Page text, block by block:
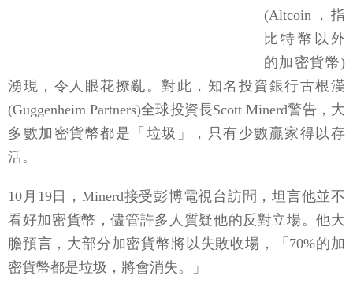
(Altcoin，指
比特幣以外
的加密貨幣)
湧現，令人眼花撩亂。對此，知名投資銀行古根漢
(Guggenheim Partners)全球投資長Scott Minerd警告，大
多數加密貨幣都是「垃圾」，只有少數贏家得以存
活。
10月19日，Minerd接受彭博電視台訪問，坦言他並不
看好加密貨幣，儘管許多人質疑他的反對立場。他大
膽預言，大部分加密貨幣將以失敗收場，「70%的加
密貨幣都是垃圾，將會消失。」